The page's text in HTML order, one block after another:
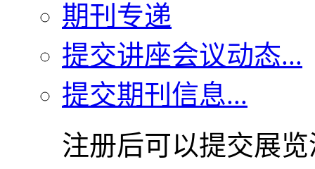
期刊专递
提交讲座会议动态...
提交期刊信息...
注册后可以提交展